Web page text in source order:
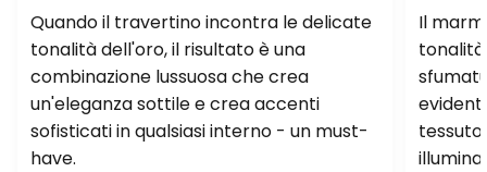
Quando il travertino incontra le delicate
tonalità dell'oro, il risultato è una
combinazione lussuosa che crea
un'eleganza sottile e crea accenti
sofisticati in qualsiasi interno - un must-
have.
Il